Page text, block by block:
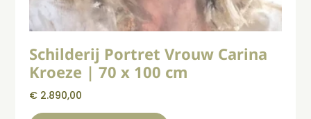
Schilderij Portret Vrouw Carina
Kroeze | 70 x 100 cm
€ 2.890,00